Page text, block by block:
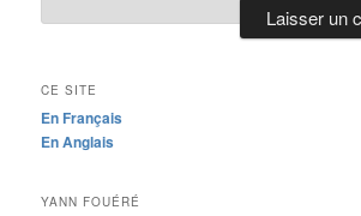
CE SITE
En Français
En Anglais
YANN FOUÉRÉ